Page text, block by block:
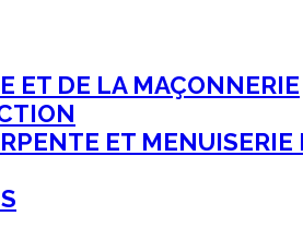
ET DE LA MAÇONNERIE
ET MENUISERIE